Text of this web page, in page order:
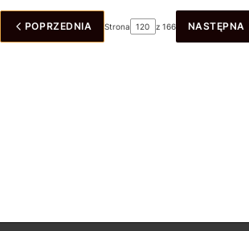
DO PIERWSZEJ STRONY Z PRODUKTAMI
POPRZEDNIA Strona z 166 NASTĘPNA